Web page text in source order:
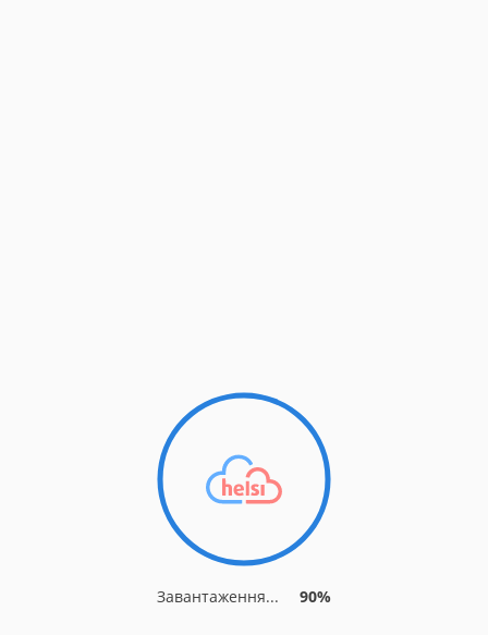
Завантаження... 90%